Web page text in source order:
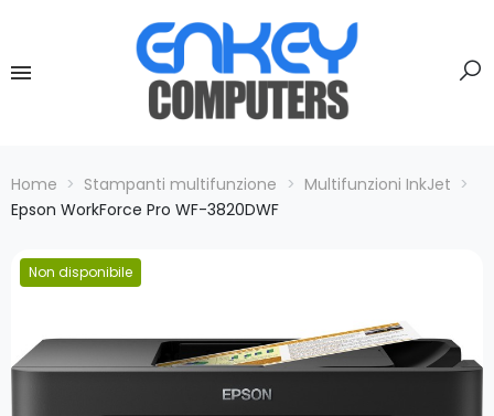
Home Stampanti multifunzione
Multifunzioni InkJet
Epson WorkForce Pro WF-3820DWF
Non disponibile